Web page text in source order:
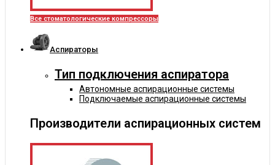
Все стоматологические компрессоры
Аспираторы
Тип подключения аспиратора
Автономные аспирационные системы
Подключаемые аспирационные системы
Производители аспирационных систем